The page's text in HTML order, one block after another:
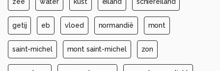
getij eb vloed normandië mont
saint-michel mont saint-michel zon